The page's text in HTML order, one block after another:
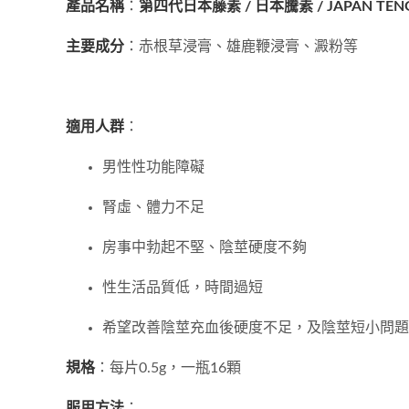
產品名稱： 第四代日本藤素 / 日本騰素 / JAPAN
主要成分 ：赤根草浸膏、雄鹿鞭浸膏、澱粉等
適用人群 ：
男性性功能障礙
腎虛、體力不足
房事中勃起不堅、陰莖硬度不夠
性生活品質低，時間過短
希望改善陰莖充血後硬度不足，及陰莖短小問題
規格：每片0.5g，一瓶16顆